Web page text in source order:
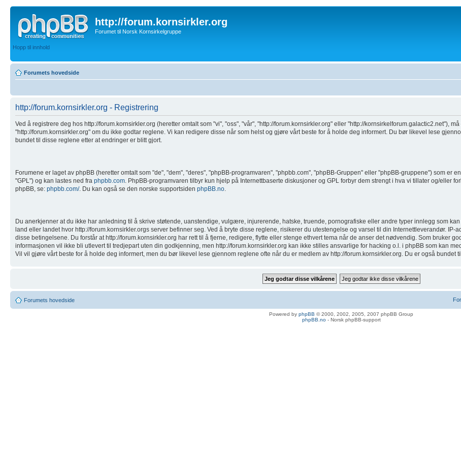
http://forum.kornsirkler.org
Forumet til Norsk Kornsirkelgruppe
Hopp til innhold
Forumets hovedside
http://forum.kornsirkler.org - Registrering
Ved å registrere deg hos http://forum.kornsirkler.org (heretter omtalt som "vi", "oss", "vår", "http://forum.kornsirkler.org" eller "http://kornsirkelforum.galactic2.net"),
"http://forum.kornsirkler.org" om du ikke godtar reglene. Vi kan redigere disse når som helst og gjøre vårt beste for å holde deg informert. Du bør likevel lese
bundet til disse reglene etter at endringer er blitt gjort.
Forumene er laget av phpBB (heretter omtalt som "de", "dem", "deres", "phpBB-programvaren", "phpbb.com", "phpBB-Gruppen" eller "phpBB-gruppene") som er
"GPL") og kan lastes ned fra phpbb.com. PhpBB-programvaren tilbyr kun hjelp på Internettbaserte diskusjoner og GPL forbyr dem strengt i hva vi tillater og/eller
phpBB, se: phpbb.com/. Du kan også se den norske supportsiden phpBB.no.
Du anerkjenner at du ikke har anledning til å skrive støtende, uanstendige, vulgære, injurerende, hatske, truende, pornografiske eller andre typer innlegg som
land eller landet hvor http://forum.kornsirkler.orgs server befinner seg. Ved å bryte disse reglene, risikerer du utestengelse og varsel til din Internettleverandør.
disse betingelsene. Du forstår at http://forum.kornsirkler.org har rett til å fjerne, redigere, flytte eller stenge ethvert tema når de anser det nødvendig. Som bruker
informasjonen vil ikke bli utlevert til tredjepart uten din godkjenning, men http://forum.kornsirkler.org kan ikke stilles ansvarlige for hacking o.l. i phpBB som kan
Vil vil gjøre vårt beste for å holde deg informert, men du bør likevel lese gjennom reglene ofte når du er medlem av http://forum.kornsirkler.org. Du er også bundet
Forumets hovedside
Powered by phpBB © 2000, 2002, 2005, 2007 phpBB Group
phpBB.no- Norsk phpBB-support